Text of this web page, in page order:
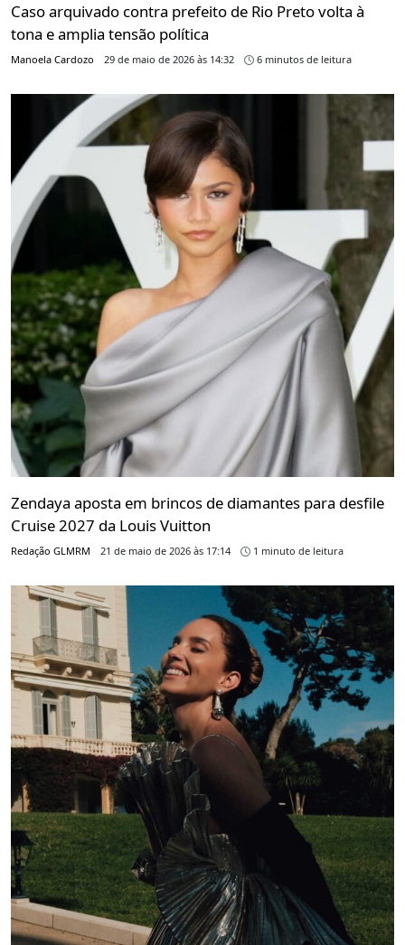
Caso arquivado contra prefeito de Rio Preto volta à
tona e amplia tensão política
Manoela Cardozo 29 de maio de 2026 às 14:32 6 minutos de leitura
Zendaya aposta em brincos de diamantes para desfile
Cruise 2027 da Louis Vuitton
Redação GLMRM 21 de maio de 2026 às 17:14 1 minuto de leitura